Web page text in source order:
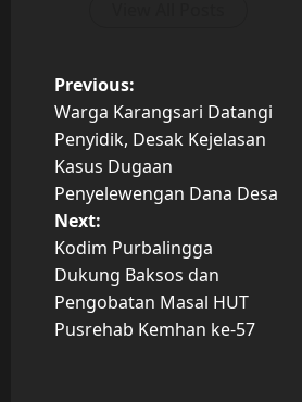
P
o
s
t
n
a
Previous:
Warga Karangsari Datangi
Penyidik, Desak Kejelasan
Kasus Dugaan
Penyelewengan Dana Desa
Next:
Kodim Purbalingga
Dukung Baksos dan
Pengobatan Masal HUT
Pusrehab Kemhan ke-57